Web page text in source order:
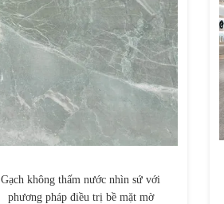
Gạch không thấm nước nhìn sứ với
phương pháp điều trị bề mặt mờ